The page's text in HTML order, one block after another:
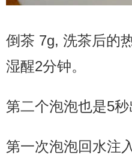
倒茶 7g, 洗茶后的
湿醒2分钟。
第二个泡泡也是5
第一次泡泡回水注